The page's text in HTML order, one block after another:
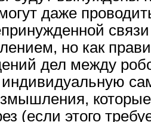
даже
но как
дел между
индивидуальную
которые
(если этого